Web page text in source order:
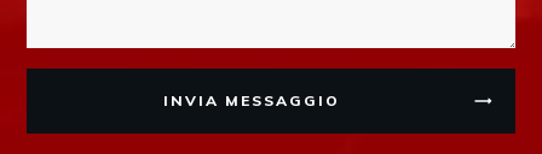
INVIA MESSAGGIO